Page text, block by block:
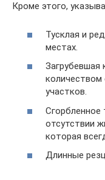
Кроме этого,
Тусклая и
местах.
Загрубевшая
количеством
участков.
Сгорбленное
отсутствии
которая
Длинные